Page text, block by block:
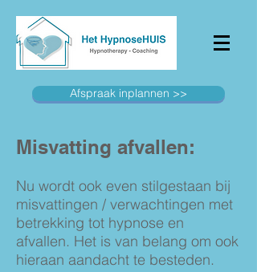
Afspraak inplannen >>
Misvatting afvallen:
Nu wordt ook even stilgestaan bij
misvattingen / verwachtingen met
betrekking tot hypnose en
afvallen. Het is van belang om ook
hieraan aandacht te besteden.